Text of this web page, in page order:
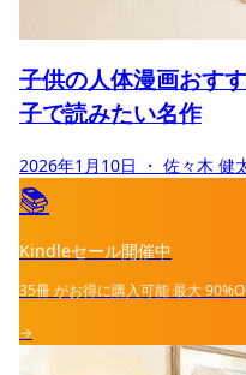
子供の人体漫画おす
子で読みたい名作
2026年1月10日 ・ 佐々木 健
📚
Kindleセール開催中
35冊がお得に購入可能最大
→